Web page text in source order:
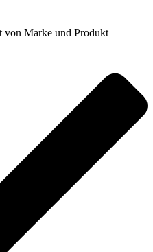
von Marke und Produkt